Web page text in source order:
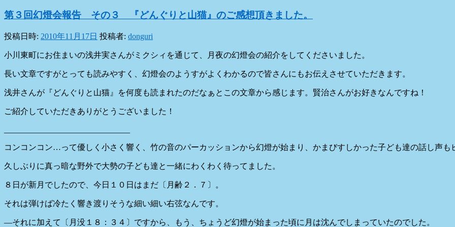
第３回幻燈会報告 その３ 『どんぐりと山猫』のご感想頂きました。
投稿日時: 2010年11月17日 投稿者: donguri
小川東町にお住まいの浅井実さんがミクシィを通じて、月夜の幻燈会の紹介をしてくださいました。
長い文章ですがとっても読みやすく、幻燈会のようすがよくわかるので皆さんにもお伝えさせていただきます。
浅井さんが『どんぐりと山猫』を何度も読まれたのだなぁとこの文章から感じます。賢治さんがお好きなんですね！
ご紹介していただきありがとうございました！
コンコンコン…って優しく小さく響く、竹の音のパーカッションから幻燈が始まり、かまびすしかった子ども達の話し声
久しぶりに真っ暗な野外で大勢の子ども達と一緒にわくわく待ってました。
８日が新月でしたので、今日１０日はまだ〔月齢２．７〕。
それは弾けば冷たく響き渡りそうな細い細い右弦なんです。
―それに加えて〔月没１８：３４〕ですから、もう、ちょうど幻燈が始まった頃に月は沈んでしまっていたのでした。